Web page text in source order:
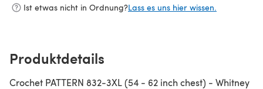
Ist etwas nicht in Ordnung?Lass es uns hier wissen.
Produktdetails
Crochet PATTERN 832-3XL (54 - 62 inch chest) - Whitney